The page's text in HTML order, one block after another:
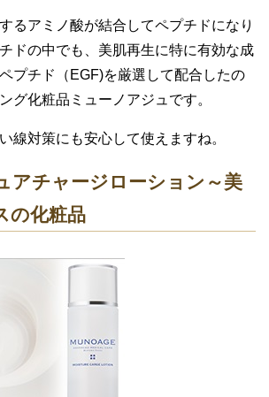
るアミノ酸が結合してペプチドになり
ドの中でも、美肌再生に特に有効な成
プチド（EGF)を厳選して配合したの
グ化粧品ミューノアジュです。
線対策にも安心して使えますね。
アチャージローション～美
の化粧品